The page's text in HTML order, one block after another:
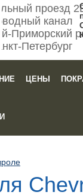
проезд
канал
Приморский
Петербург
ЦЕНЫ